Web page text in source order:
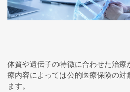
体質や遺伝子の特徴に合わせた治
療内容によっては公的医療保険の対
ます。